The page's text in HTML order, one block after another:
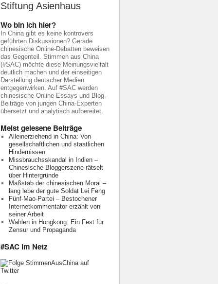
Stiftung Asienhaus
Wo bin ich hier?
In China gibt es keine kontrovers
geführten Diskussionen? Gerade
chinesische Online-Debatten beweisen
das Gegenteil. Stimmen aus China
(#SAC) möchte diese Meinungsvielfalt
deutlich machen und der einseitigen
Darstellung deutscher Medien
entgegenwirken. Auf #SAC werden
chinesische Online-Essays und Blog-
Beiträge von jungen China-Experten
übersetzt und analytisch aufbereitet.
Meist gelesene Beiträge
Alleinerziehend in China: Von
gesellschaftlichen und staatlichen
Hindernissen
Missbrauchsskandal in Indien –
Chinesische Bloggerszene rätselt
über Hintergründe
Maßstab der chinesischen Moral –
lang lebe der gute Soldat Lei Feng
Fünf-Mao-Partei – Bestochener
Internetkommentator erzählt von
seiner Arbeit
Wahlen in Hongkong: Ein Fest für
Zensur und Propaganda
#SAC im Netz